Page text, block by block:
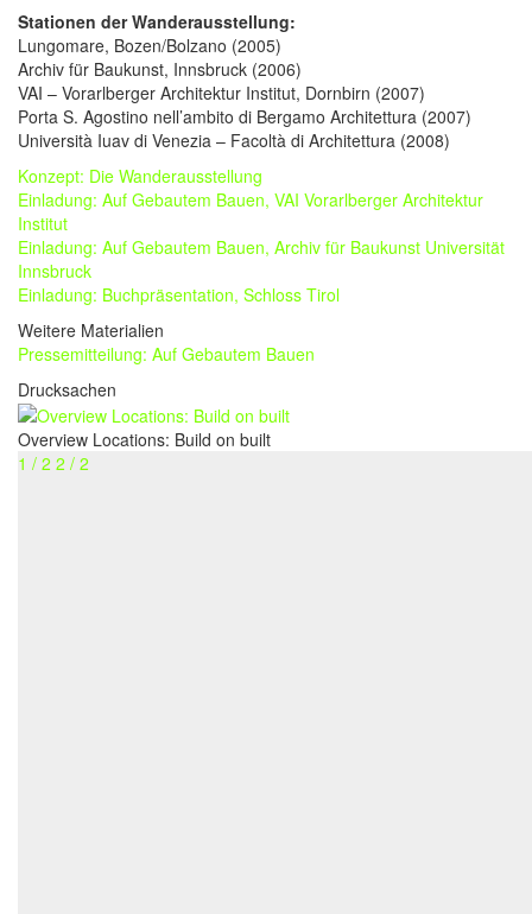
Stationen der Wanderausstellung:
Lungomare, Bozen/Bolzano (2005)
Archiv für Baukunst, Innsbruck (2006)
VAI – Vorarlberger Architektur Institut, Dornbirn (2007)
Porta S. Agostino nell’ambito di Bergamo Architettura (2007)
Università Iuav di Venezia – Facoltà di Architettura (2008)
Konzept: Die Wanderausstellung
Einladung: Auf Gebautem Bauen, VAI Vorarlberger Architektur
Institut
Einladung: Auf Gebautem Bauen, Archiv für Baukunst Universität
Innsbruck
Einladung: Buchpräsentation, Schloss Tirol
Weitere Materialien
Pressemitteilung: Auf Gebautem Bauen
Drucksachen
Overview Locations: Build on built
1 / 2 2 / 2